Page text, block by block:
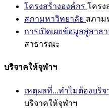
โครงสร้างองค์กร โครง
สภามหาวิทยาลัย สภาม
การเปิดเผยข้อมูลสู่สาธ
สาธารณะ
บริจาคให้จุฬาฯ
เหตุผลที่...ทำไมต้องบริ
บริจาคให้จุฬาฯ